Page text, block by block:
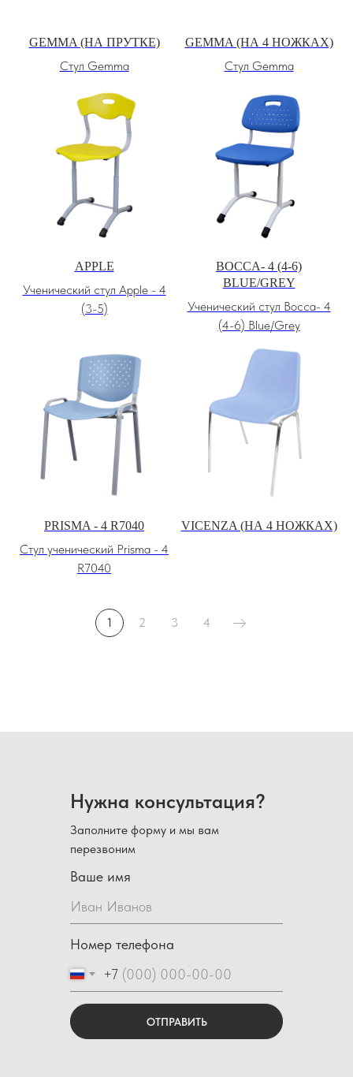
GEMMA (НА ПРУТКЕ)
Стул Gemma
GEMMA (НА 4 НОЖКАХ)
Стул Gemma
APPLE
Ученический стул Apple - 4
(3-5)
BOCCA- 4 (4-6)
BLUE/GREY
Ученический стул Bocca- 4
(4-6) Blue/Grey
PRISMA - 4 R7040
Стул ученический Prisma - 4
R7040
VICENZA (НА 4 НОЖКАХ)
1 2 3 4
Ваше имя
Номер телефона
+7
ОТПРАВИТЬ
Нужна консультация?
Заполните форму и мы вам
перезвоним